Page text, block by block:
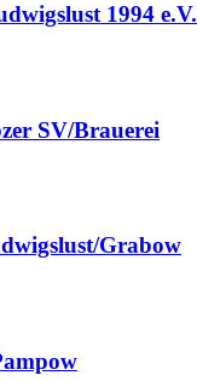
1994 e.V.
SV/Brauerei
Grabow